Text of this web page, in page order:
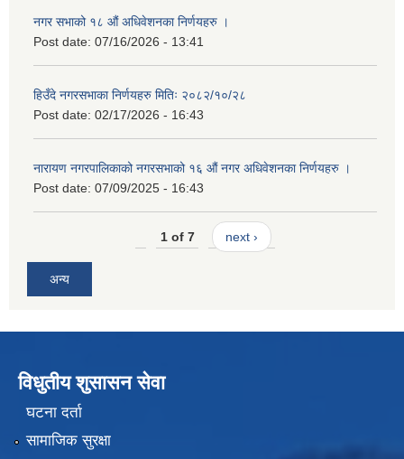
नगर सभाको १८ औं अधिवेशनका निर्णयहरु ।
Post date: 07/16/2026 - 13:41
हिउँदे नगरसभाका निर्णयहरु मितिः २०८२/१०/२८
Post date: 02/17/2026 - 16:43
नारायण नगरपालिकाको नगरसभाको १६ औं नगर अधिवेशनका निर्णयहरु ।
Post date: 07/09/2025 - 16:43
1 of 7 next ›
अन्य
विधुतीय शुसासन सेवा
घटना दर्ता
सामाजिक सुरक्षा